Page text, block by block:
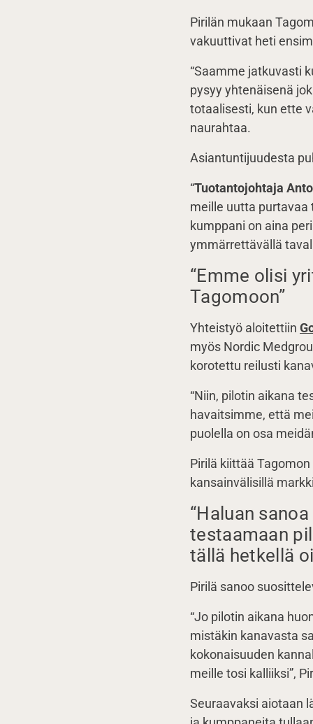
Pirilän mukaan
vakuuttivat heti
“Saamme jatkuvasti
pysyy yhtenäisenä
totaalisesti, kun ette
naurahtaa.
Asiantuntijuudesta
“Tuotantojohtaja
meille uutta purtavaa
kumppani on aina
ymmärrettävällä
“Emme olisi
Tagomoon”
Yhteistyö aloitettiin
myös Nordic
korotettu reilusti
“Niin, pilotin aikana
havaitsimme, että
puolella on osa
Pirilä kiittää
kansainvälisillä
“Haluan
testaamaan
tällä hetkellä
Pirilä sanoo
“Jo pilotin aikana
mistäkin kanavasta
kokonaisuuden
meille tosi kalliiksi”,
Seuraavaksi aiotaan